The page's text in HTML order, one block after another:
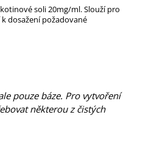
soli 20mg/ml. Slouží pro
dosažení požadované
pouze báze. Pro vytvoření
některou z čistých